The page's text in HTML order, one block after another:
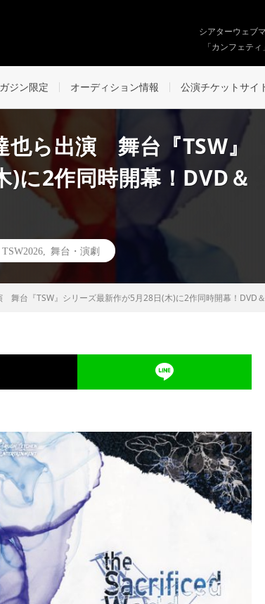
シアターウェブ
「カンフェテ
ジン限定 オーディション情報 公演チケットサイ
也ら出演 舞台『TSW』
に2作同時開幕！DVD＆
TSW2026 舞台・演劇
舞台『TSW』シリーズ最新作が5月28日(木)に2作同時開幕！DVD